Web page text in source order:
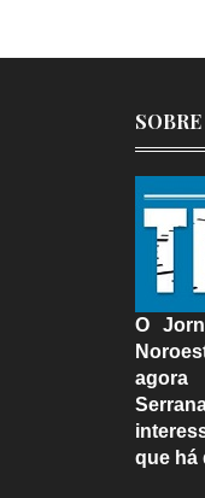
O
agora
que há